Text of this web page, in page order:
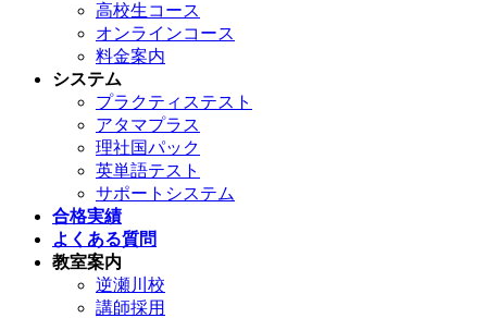
高校生コース
オンラインコース
料金案内
システム
プラクティステスト
アタマプラス
理社国パック
英単語テスト
サポートシステム
合格実績
よくある質問
教室案内
逆瀬川校
講師採用